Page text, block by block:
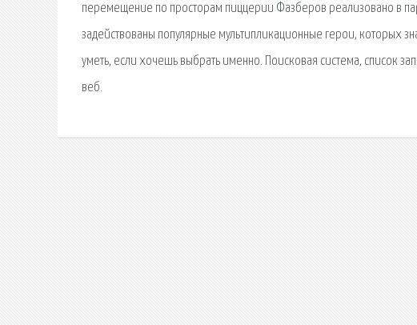
перемещение по просторам пиццерии Фазберов реализовано в
задействованы популярные мультипликационные герои, которых
уметь, если хочешь выбрать именно. Поисковая сиcтема, список
веб.